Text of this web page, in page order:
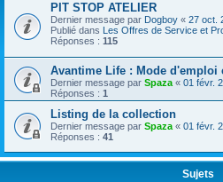
PIT STOP ATELIER
Dernier message par Dogboy « 27 oct.
Publié dans Les Offres de Service et
Réponses : 115
Avantime Life : Mode d'emploi
Dernier message par Spaza « 01 févr.
Réponses : 1
Listing de la collection
Dernier message par Spaza « 01 févr.
Réponses : 41
Sujets